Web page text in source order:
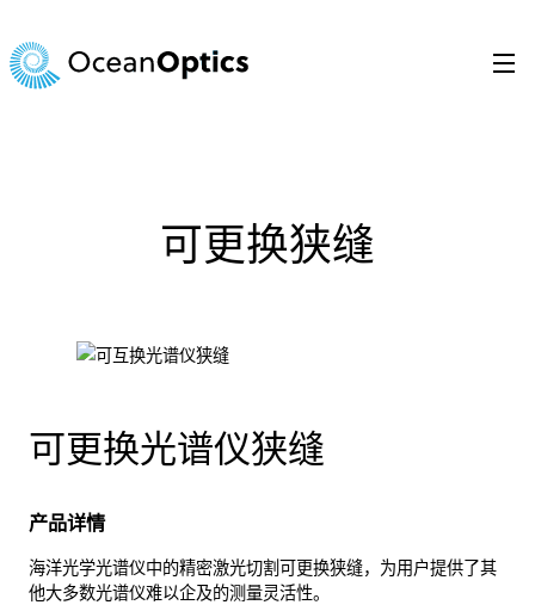
至
内
可更换狭缝
可更换光谱仪狭缝
产品详情
海洋光学光谱仪中的精密激光切割可更换狭缝，为用户提供了其
他大多数光谱仪难以企及的测量灵活性。